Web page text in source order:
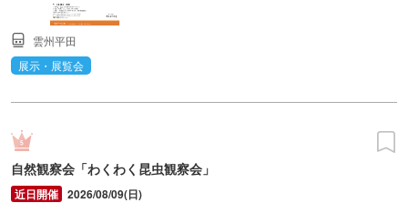
雲州平田
展示・展覧会
自然観察会「わくわく昆虫観察会」
2026/08/09(日)